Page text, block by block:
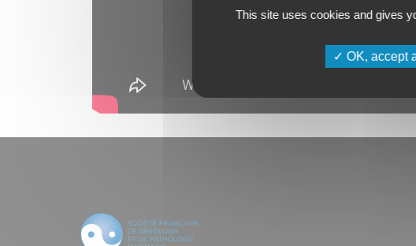
This site uses cookies and gives
OK, accept